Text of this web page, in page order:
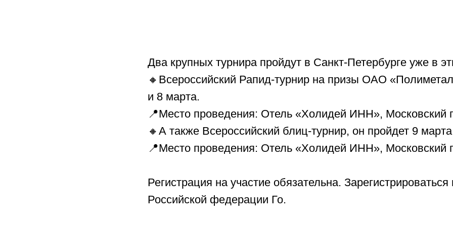
Два крупных турнира пройдут в Санкт-Петербурге уже в
🔸Всероссийский Рапид-турнир на призы ОАО
и 8 марта.
📍Место проведения: Отель «Холидей ИНН», Московский
🔸А также Всероссийский блиц-турнир, он пройдет 9
📍Место проведения: Отель «Холидей ИНН», Московский
Регистрация на участие обязательна.
Российской федерации Го.